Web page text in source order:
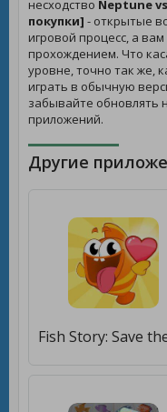
несходство Neptune
покупки] - открытые
игровой процесс, а
прохождением. Что
уровне, точно так же,
играть в обычную
забывайте обновлять
приложений.
Другие